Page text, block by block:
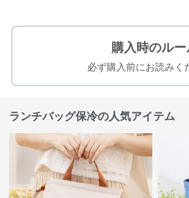
購入時のルー
必ず購入前にお読みく
ランチバッグ保冷の人気アイテム